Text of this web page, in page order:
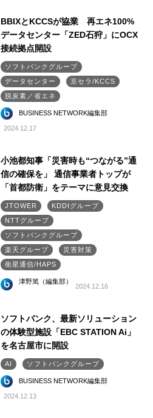
BBIXとKCCSが協業 再エネ100%
データセンター「ZED石狩」にOCX
接続拠点開設
ソフトバンクグループ
データセンター
京セラ/KCCS
脱炭素／省エネ
BUSINESS NETWORK編集部
2024.12.17
小池都知事「災害時も“つながる”通
信の確保を」 通信事業者トップが
「首都防衛」をテーマに意見交換
JTOWER
KDDIグループ
NTTグループ
ソフトバンクグループ
楽天グループ
災害対策
衛星通信/HAPS
津野篤（編集部）
2024.12.16
ソフトバンク、最新ソリューション
の体験型施設「EBC STATION Ai」
を名古屋市に開設
AI ソフトバンクグループ
BUSINESS NETWORK編集部
2024.12.13